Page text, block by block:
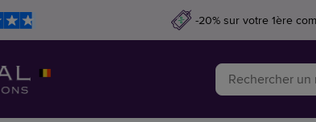
-20% sur votre 1ère